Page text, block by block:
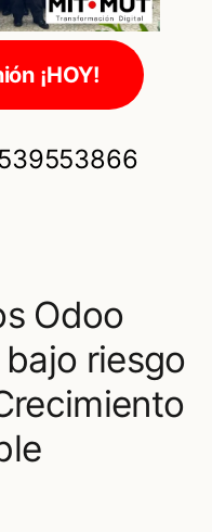
¡HOY!
Odoo
bajo riesgo